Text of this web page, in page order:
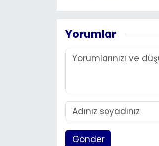
Yorumlar
Gönder